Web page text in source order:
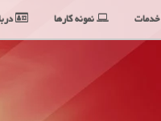
خدمات نمونه کارها